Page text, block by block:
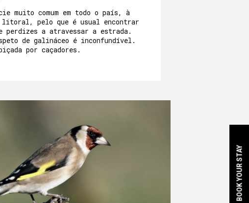
BOOK YOUR STAY
muito comum em todo o país, à
litoral, pelo que é usual encontrar
perdizes a atravessar a estrada.
de galináceo é inconfundível.
por caçadores.